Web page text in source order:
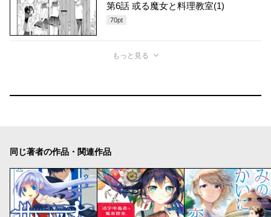
第6話 或る魔女と料理教室(1)
70pt
もっと見る
同じ著者の作品・関連作品